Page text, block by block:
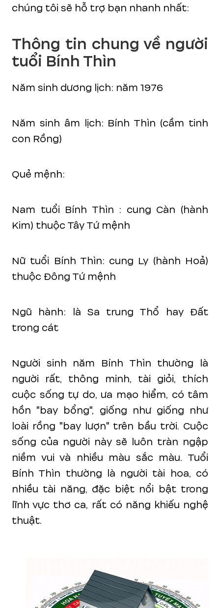
chúng tôi sẽ hỗ trợ bạn nhanh nhất:
Thông tin chung về người
tuổi Bính Thìn
Năm sinh dương lịch: năm 1976
Năm sinh âm lịch: Bính Thìn (cầm tinh
con Rồng)
Quẻ mệnh:
Nam tuổi Bính Thìn : cung Càn (hành
Kim) thuộc Tây Tứ mệnh
Nữ tuổi Bính Thìn: cung Ly (hành Hoả)
thuộc Đông Tứ mệnh
Ngũ hành: là Sa trung Thổ hay Đất
trong cát
Người sinh năm Bính Thìn thường là
người rất, thông minh, tài giỏi, thích
cuộc sống tự do, ưa mạo hiểm, có tâm
hồn "bay bổng", giống như giống như
loài rồng "bay lượn" trên bầu trời. Cuộc
sống của người này sẽ luôn tràn ngập
niềm vui và nhiều màu sắc màu. Tuổi
Bính Thìn thường là người tài hoa, có
nhiều tài năng, đặc biệt nổi bật trong
lĩnh vực thơ ca, rất có năng khiếu nghệ
thuật.